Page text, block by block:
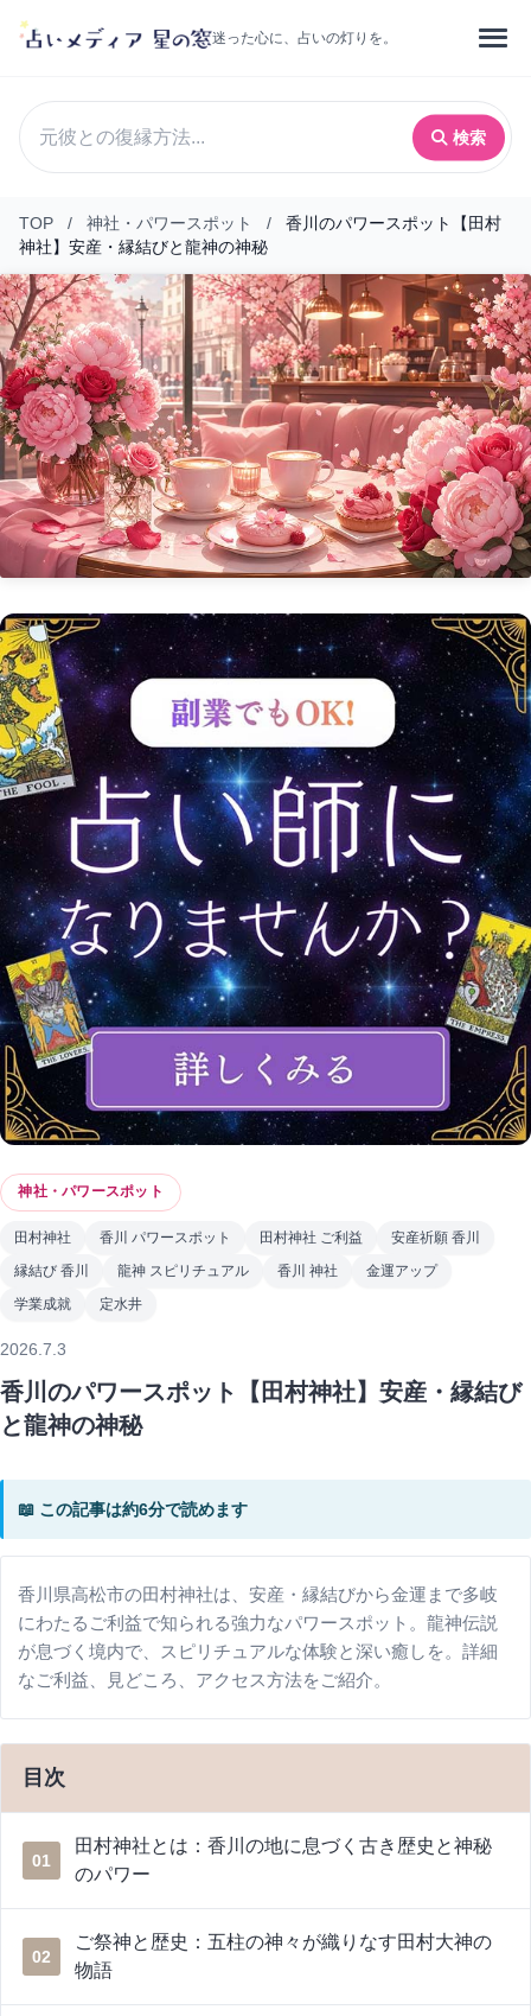
迷った心に、占いの灯りを。
検索
TOP / 神社・パワースポット /
香川のパワースポット【田村
神社】安産・縁結びと龍神の神秘
神社・パワースポット
田村神社 香川 パワースポット 田村神社 ご利益
安産祈願 香川
縁結び 香川
龍神 スピリチュアル 香川 神社
金運アップ
学業成就
定水井
2026.7.3
香川のパワースポット【田村神社】安産・縁結び
と龍神の神秘
📖 この記事は約6分で読めます
香川県高松市の田村神社は、安産・縁結びから金運まで多岐
にわたるご利益で知られる強力なパワースポット。龍神伝説
が息づく境内で、スピリチュアルな体験と深い癒しを。詳細
なご利益、見どころ、アクセス方法をご紹介。
目次
01
田村神社とは：香川の地に息づく古き歴史と神秘
のパワー
02
ご祭神と歴史：五柱の神々が織りなす田村大神の
物語